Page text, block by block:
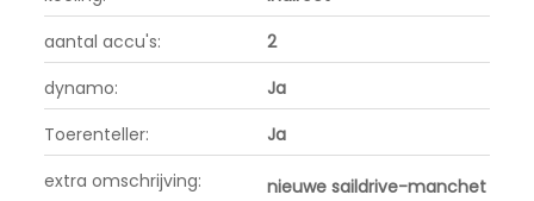
aantal accu's:
2
dynamo:
Ja
Toerenteller:
Ja
extra omschrijving:
nieuwe saildrive-manchet